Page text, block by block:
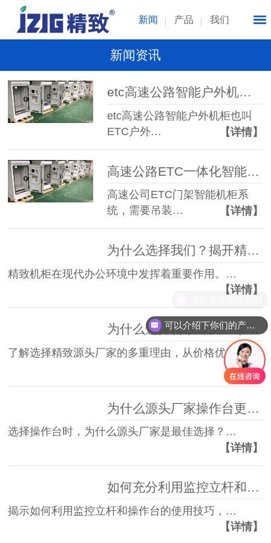
新闻 产品 我们
新闻资讯
etc高速公路智能户外机柜_ETC门架系统一体化智能机柜定制
etc高速公路智能户外机柜也叫
ETC户外…
【详情】
高速公司ETC门架智能机柜系
统，需要吊装…
【详情】
为什么选择我们？揭开精致机柜的独特魅力！
精致机柜在现代办公环境中发挥着重要作用。…
【详情】
为什么选择精致源头厂家？解析你看不到的优势
了解选择精致源头厂家的多重理由，从价格优…
【详情】
选择操作台时，为什么源头厂家是最佳选择？…
【详情】
如何充分利用监控立杆和操作台的最佳技巧？
揭示如何利用监控立杆和操作台的使用技巧，…
【详情】
可以介绍下你们的产品么